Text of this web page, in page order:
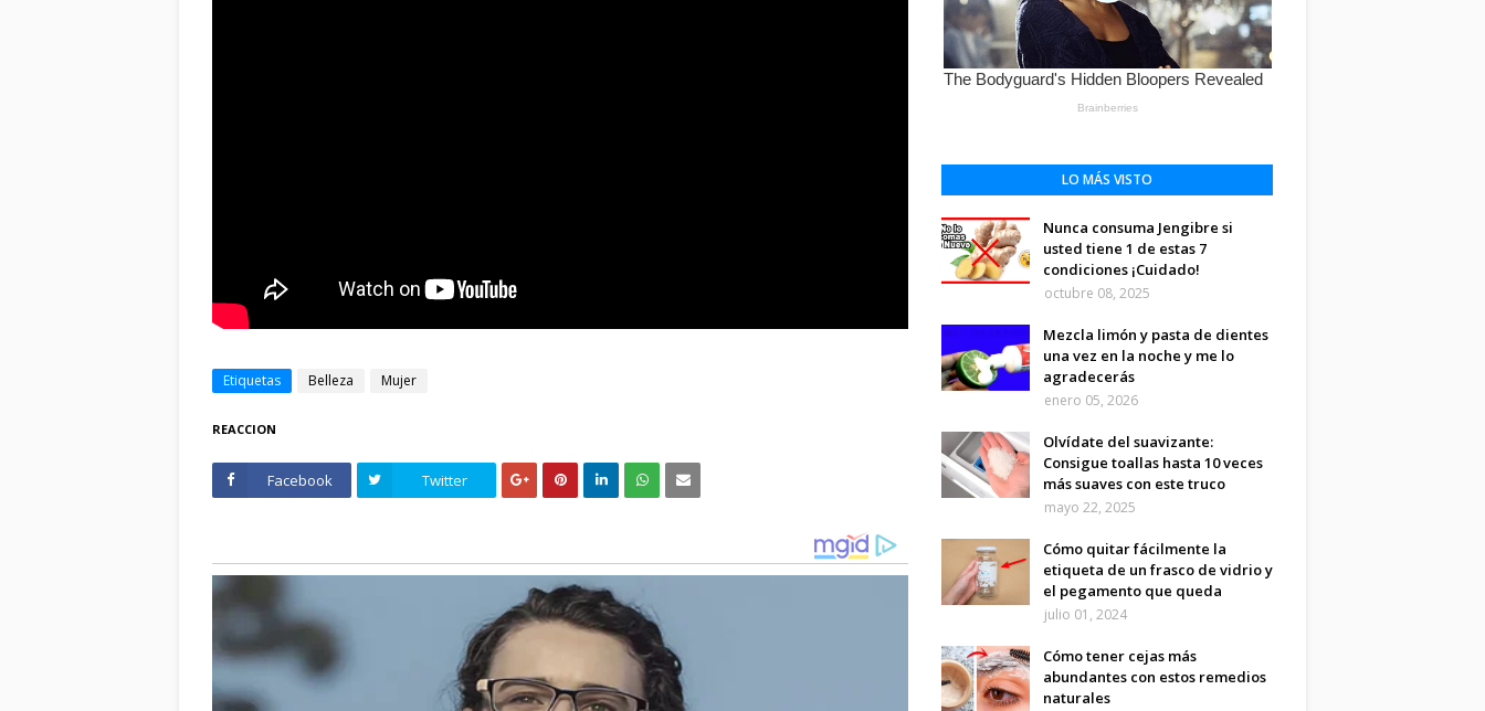
Etiquetas Belleza Mujer
REACCION
Facebook Twitter
LO MÁS VISTO
Nunca consuma Jengibre si
usted tiene 1 de estas 7
condiciones ¡Cuidado!
octubre 08, 2025
Mezcla limón y pasta de dientes
una vez en la noche y me lo
agradecerás
enero 05, 2026
Olvídate del suavizante:
Consigue toallas hasta 10 veces
más suaves con este truco
mayo 22, 2025
Cómo quitar fácilmente la
etiqueta de un frasco de vidrio y
el pegamento que queda
julio 01, 2024
Cómo tener cejas más
abundantes con estos remedios
naturales